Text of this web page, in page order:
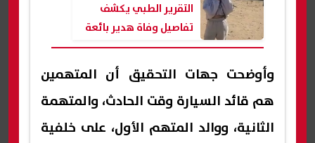
التقرير الطبي يكشف
تفاصيل وفاة هدير بائعة
الشاي
وأوضحت جهات التحقيق أن المتهمين
هم قائد السيارة وقت الحادث، والمتهمة
الثانية، ووالد المتهم الأول، على خلفية